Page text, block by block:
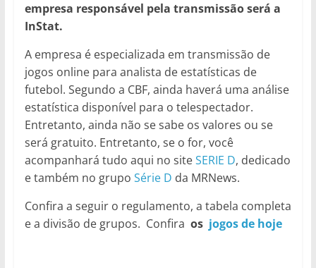
empresa responsável pela transmissão será a
InStat.
A empresa é especializada em transmissão de
jogos online para analista de estatísticas de
futebol. Segundo a CBF, ainda haverá uma análise
estatística disponível para o telespectador.
Entretanto, ainda não se sabe os valores ou se
será gratuito. Entretanto, se o for, você
acompanhará tudo aqui no siteSERIE D, dedicado
e também no grupo Série D da MRNews.
Confira a seguir o regulamento, a tabela completa
e a divisão de grupos. Confira os jogos de hoje